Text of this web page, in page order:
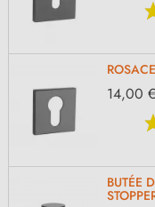
14,00 €
BUTÉE